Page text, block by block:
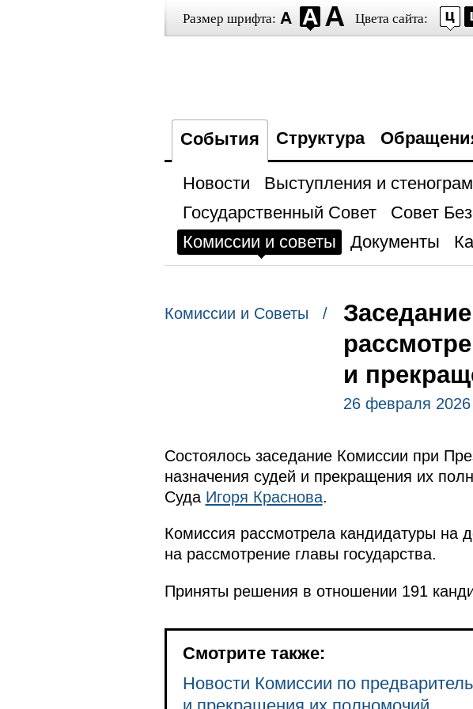
Размер шрифта: Цвета сайта:
События Структура
Новости Выступления и
Государственный Совет
Совет
Комиссии и советы
Документы
Комиссии и Советы /
и
26 февраля 2026
Состоялось заседание Комиссии при
назначения судей и прекращения их
Суда Игоря Краснова.
Комиссия рассмотрела кандидатуры на
на рассмотрение главы государства.
Приняты решения в отношении 191
Смотрите также:
Новости Комиссии по